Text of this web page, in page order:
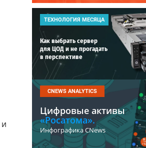
ТЕХНОЛОГИЯ МЕСЯЦА
Как выбрать сервер
для ЦОД и не прогадать
в перспективе
CNEWS ANALYTICS
Цифровые активы
«Росатома».
Инфографика CNews